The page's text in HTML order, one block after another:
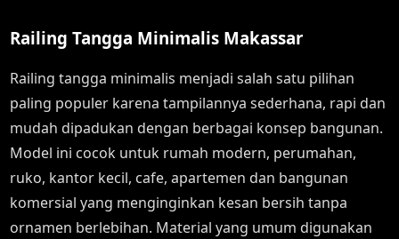
Railing Tangga Minimalis Makassar
Railing tangga minimalis menjadi salah satu pilihan
paling populer karena tampilannya sederhana, rapi dan
mudah dipadukan dengan berbagai konsep bangunan.
Model ini cocok untuk rumah modern, perumahan,
ruko, kantor kecil, cafe, apartemen dan bangunan
komersial yang menginginkan kesan bersih tanpa
ornamen berlebihan. Material yang umum digunakan